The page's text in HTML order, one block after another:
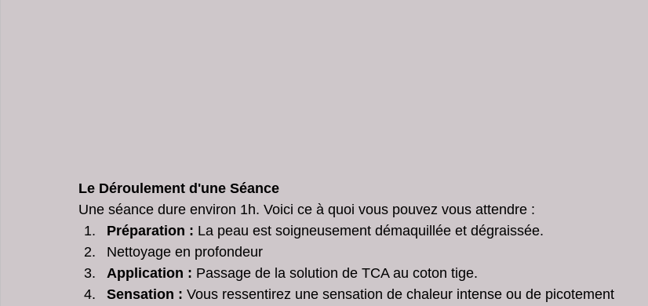
Le Déroulement d'une Séance
Une séance dure environ 1h. Voici ce à quoi vous pouvez vous attendre :
Préparation : La peau est soigneusement démaquillée et dégraissée.
Nettoyage en profondeur
Application : Passage de la solution de TCA au coton tige.
Sensation : Vous ressentirez une sensation de chaleur intense ou de picotement